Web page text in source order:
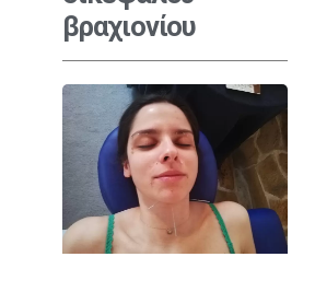
βραχιονίου